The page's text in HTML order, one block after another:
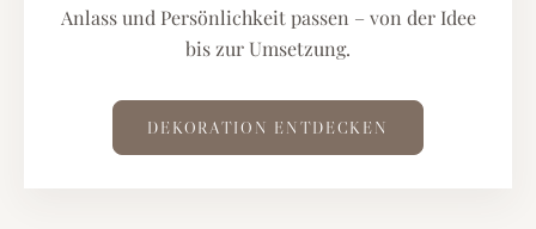
Anlass und Persönlichkeit passen – von der Idee
bis zur Umsetzung.
DEKORATION ENTDECKEN